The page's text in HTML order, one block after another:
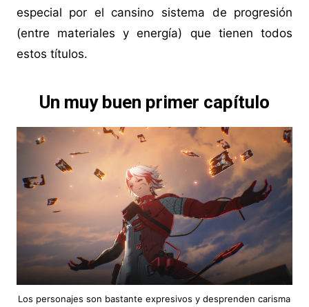
especial por el cansino sistema de progresión
(entre materiales y energía) que tienen todos
estos títulos.
Un muy buen primer capítulo
Los personajes son bastante expresivos y desprenden carisma